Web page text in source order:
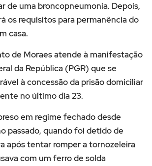
de uma broncopneumonia. Depois,
os requisitos para permanência do
casa.
de Moraes atende à manifestação
da República (PGR) que se
à concessão da prisão domiciliar
no último dia 23.
em regime fechado desde
passado, quando foi detido de
após tentar romper a tornozeleira
com um ferro de solda